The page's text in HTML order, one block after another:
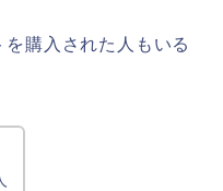
購入された人もいる